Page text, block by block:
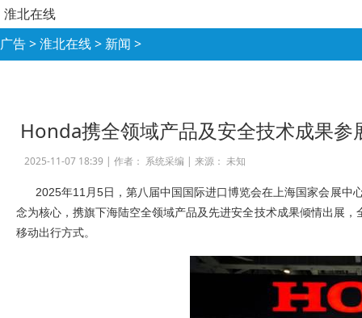
淮北在线
广告>淮北在线> 新闻 >
Honda携全领域产品及安全技术成果参
2025-11-07 18:39 | 作者： 系统采编 | 来源： 未知
2025年11月5日，第八届中国国际进口博览会在上海国家会展中
念为核心，携旗下海陆空全领域产品及先进安全技术成果倾情出展
移动出行方式。